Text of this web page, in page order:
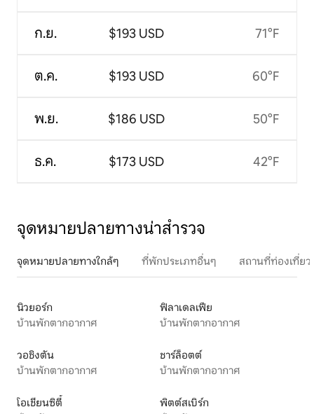
ก.ย.
ต.ค.
พ.ย.
ธ.ค.
$193 USD
$193 USD
$186 USD
$173 USD
71°F
60°F
50°F
42°F
จุดหมายปลายทางน่าสำรวจ
จุดหมายปลายทางใกล้ๆ ที่พักประเภทอื่นๆ สถานที่ท่องเที่ย
นิวยอร์ก
บ้านพักตากอากาศ
ฟิลาเดลเฟีย
บ้านพักตากอากาศ
วอชิงตัน
บ้านพักตากอากาศ
ชาร์ล็อตต์
บ้านพักตากอากาศ
โอเชียนซิตี้
พิตต์สเบิร์ก